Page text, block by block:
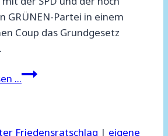
GRÜNEN-Partei in einem
Coup das Grundgesetz
...Keine
Friedensratschlag | eigene